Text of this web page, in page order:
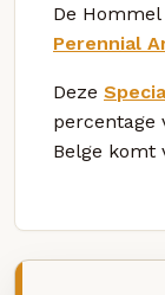
De
Perennial
Deze
percentage
Belge komt